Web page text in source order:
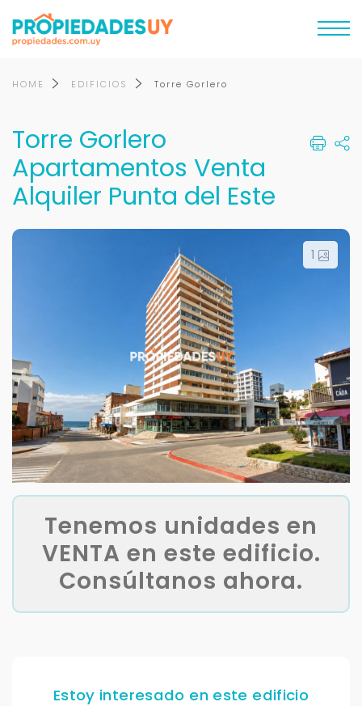
HOME EDIFICIOS Torre Gorlero
Torre Gorlero
Apartamentos Venta
Alquiler Punta del Este
1
Tenemos unidades en
VENTA en este edificio.
Consúltanos ahora.
Estoy interesado en este edificio